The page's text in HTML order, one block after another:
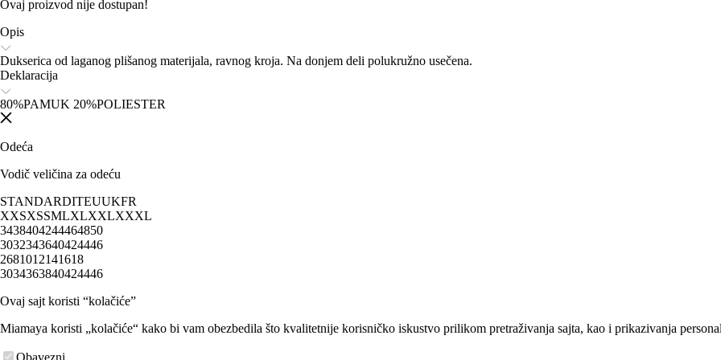
Ovaj proizvod nije dostupan!
Opis
Dukserica od laganog plišanog materijala, ravnog kroja. Na donjem deli polukružno usečena.
Deklaracija
80%PAMUK 20%POLIESTER
Odeća
Vodič veličina za odeću
STANDARDITEUUKFR
XXSXSSMLXLXXLXXXL
3438404244464850
3032343640424446
2681012141618
3034363840424446
Ovaj sajt koristi “kolačiće”
Miamaya koristi „kolačiće“ kako bi vam obezbedila što kvalitetnije korisničko iskustvo prilikom pretraživanja sajta, kao i prikazivanja
Obavezni